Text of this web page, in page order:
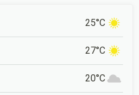
25°C
27°C
20°C